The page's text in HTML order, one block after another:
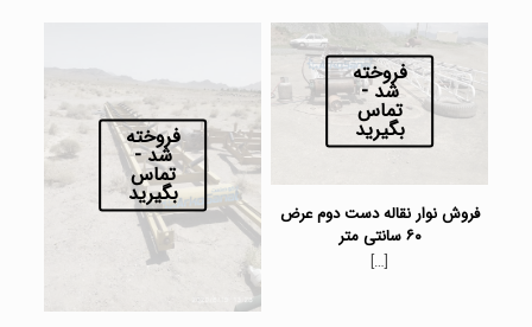
فروخته
شد -
تماس
بگیرید
فروش نوار نقاله دست دوم عرض
۶۰ سانتی متر
[…]
فروخته
شد -
تماس
بگیرید